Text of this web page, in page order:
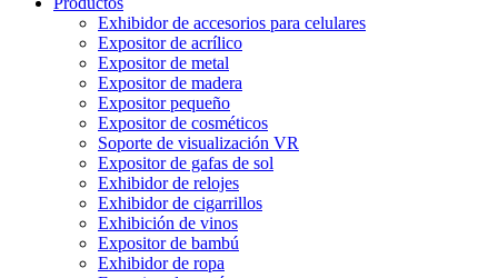
Exhibidor de accesorios para celulares
Expositor de acrílico
Expositor de metal
Expositor de madera
Expositor pequeño
Expositor de cosméticos
Soporte de visualización VR
Expositor de gafas de sol
Exhibidor de relojes
Exhibidor de cigarrillos
Exhibición de vinos
Expositor de bambú
Exhibidor de ropa